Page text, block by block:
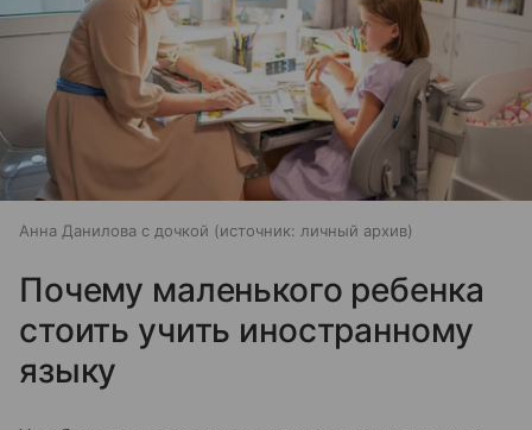
Анна Данилова с дочкой источник: личный архив
Почему маленького ребенка
стоить учить иностранному
языку